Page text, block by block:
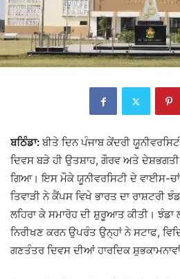
ਬਠਿੰਡਾ: ਬੀਤੇ ਦਿਨ ਪੰਜਾਬ ਕੇਂਦਰੀ
ਦਿਵਸ ਬੜੇ ਹੀ ਉਤਸ਼ਾਹ, ਗੌਰਵ ਅਤੇ
ਗਿਆ। ਇਸ ਮੌਕੇ ਯੂਨੀਵਰਸਿਟੀ ਦੇ ਵਾਈਸ-
ਤਿਵਾੜੀ ਨੇ ਕੈਂਪਸ ਵਿਖੇ ਭਾਰਤ ਦਾ ਰਾਸ਼ਟਰੀ
ਲਹਿਰਾ ਕੇ ਸਮਾਰੋਹ ਦੀ ਸ਼ੁਰੂਆਤ ਕੀਤੀ।
ਨਿਰੀਖਣ ਕਰਨ ਉਪਰੰਤ ਉਨ੍ਹਾਂ ਨੇ ਸਟਾਫ,
ਗਣਤੰਤਰ ਦਿਵਸ ਦੀਆਂ ਹਾਰਦਿਕ